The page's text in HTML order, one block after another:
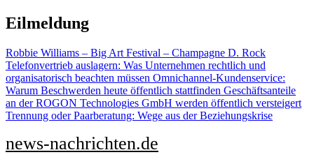
Zu
Inhalten
Eilmeldung
Robbie Williams – Big Art Festival – Champagne D. Rock
Telefonvertrieb auslagern: Was Unternehmen rechtlich und
organisatorisch beachten müssen Omnichannel-Kundenservice:
Warum Beschwerden heute öffentlich stattfinden Geschäftsanteile
an der ROGON Technologies GmbH werden öffentlich versteigert
Trennung oder Paarberatung: Wege aus der Beziehungskrise
news-nachrichten.de